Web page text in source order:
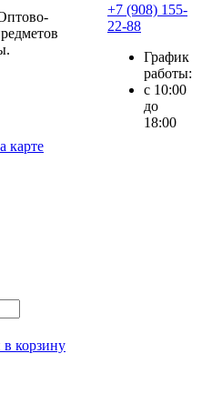
карте
+7 (908) 155-
22-88
График
работы:
с 10:00
до
18:00
корзину